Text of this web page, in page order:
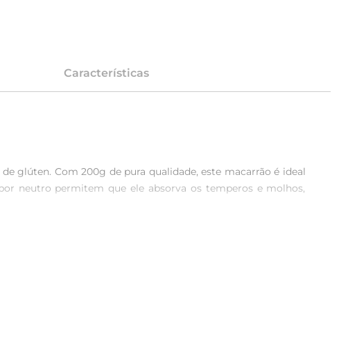
Características
glúten. Com 200g de pura qualidade, este macarrão é ideal
neutro permitem que ele absorva os temperos e molhos,
sopas ou como acompanhamento de pratos principais.